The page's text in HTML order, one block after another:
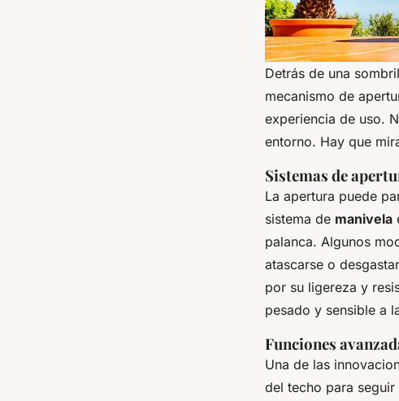
Detrás de una
mecanismo de
experiencia de uso.
entorno. Hay que
Sistemas de
La apertura puede
sistema de manivela
palanca. Algunos
atascarse o
por su ligereza y
pesado y sensible a
Funciones
Una de las
del techo para